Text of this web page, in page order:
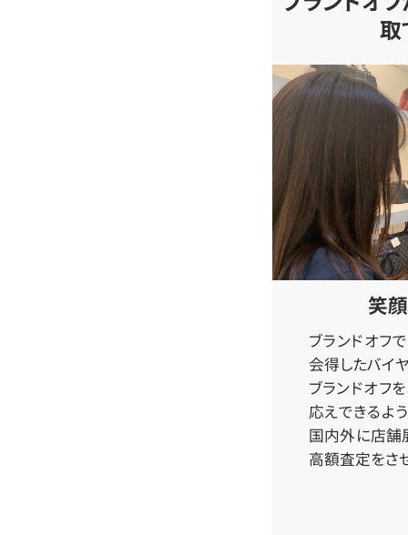
取
笑
ブランドオフ
会得したバイ
ブランドオフ
応えできるよ
国内外に店舗
高額査定をさ